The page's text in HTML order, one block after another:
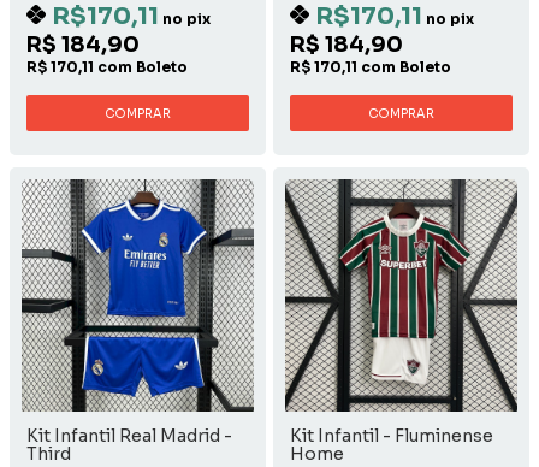
R$170,11 no pix
R$ 184,90
R$ 170,11 com Boleto
COMPRAR
R$170,11 no pix
R$ 184,90
R$ 170,11 com Boleto
COMPRAR
Kit Infantil Real Madrid -
Third
Kit Infantil - Fluminense
Home